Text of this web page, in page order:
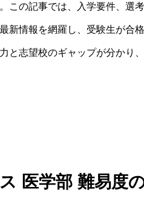
この記事では、入学要件、選
新情報を網羅し、受験生が合
と志望校のギャップが分かり
医学部 難易度